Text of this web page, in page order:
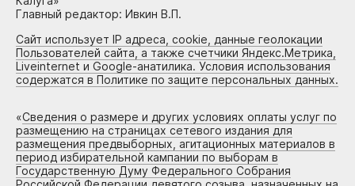
Главный редактор: Ивкин В.П.
Сайт использует IP адреса, cookie, данные геолокации
Пользователей сайта, а также счетчики Яндекс.Метрика,
Liveinternet и Google-анатилика. Условия использования
содержатся в Политике по защите персональных данных.
«Сведения о размере и других условиях оплаты услуг по
размещению на страницах сетевого издания для
размещения предвыборных, агитационных материалов в
период избирательной кампании по выборам в
Государственную Думу Федерального Собрания